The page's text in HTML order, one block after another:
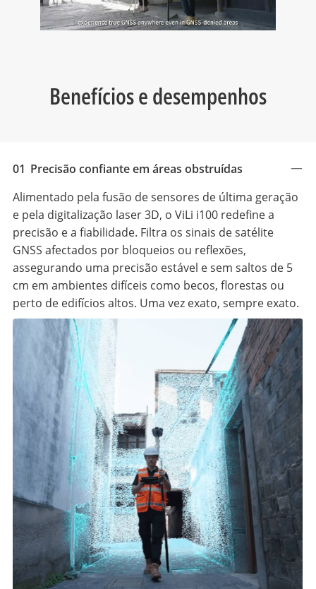
Benefícios e desempenhos
01 Precisão confiante em áreas obstruídas
Alimentado pela fusão de sensores de última geração
e pela digitalização laser 3D, o ViLi i100 redefine a
precisão e a fiabilidade. Filtra os sinais de satélite
GNSS afectados por bloqueios ou reflexões,
assegurando uma precisão estável e sem saltos de 5
cm em ambientes difíceis como becos, florestas ou
perto de edifícios altos. Uma vez exato, sempre exato.